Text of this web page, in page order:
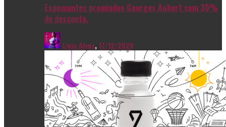
Espumantes premiados Georges Aubert com 30%
de desconto.
Livia Alves,17/12/2020